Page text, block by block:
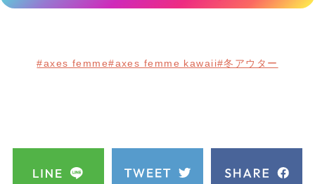
#axes femme#axes femme kawaii#冬アウター